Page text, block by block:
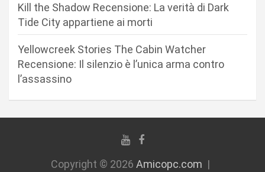
Kill the Shadow Recensione: La verità di Dark
Tide City appartiene ai morti
Yellowcreek Stories The Cabin Watcher
Recensione: Il silenzio è l’unica arma contro
l’assassino
Copyright © 2026 Amicopc.com